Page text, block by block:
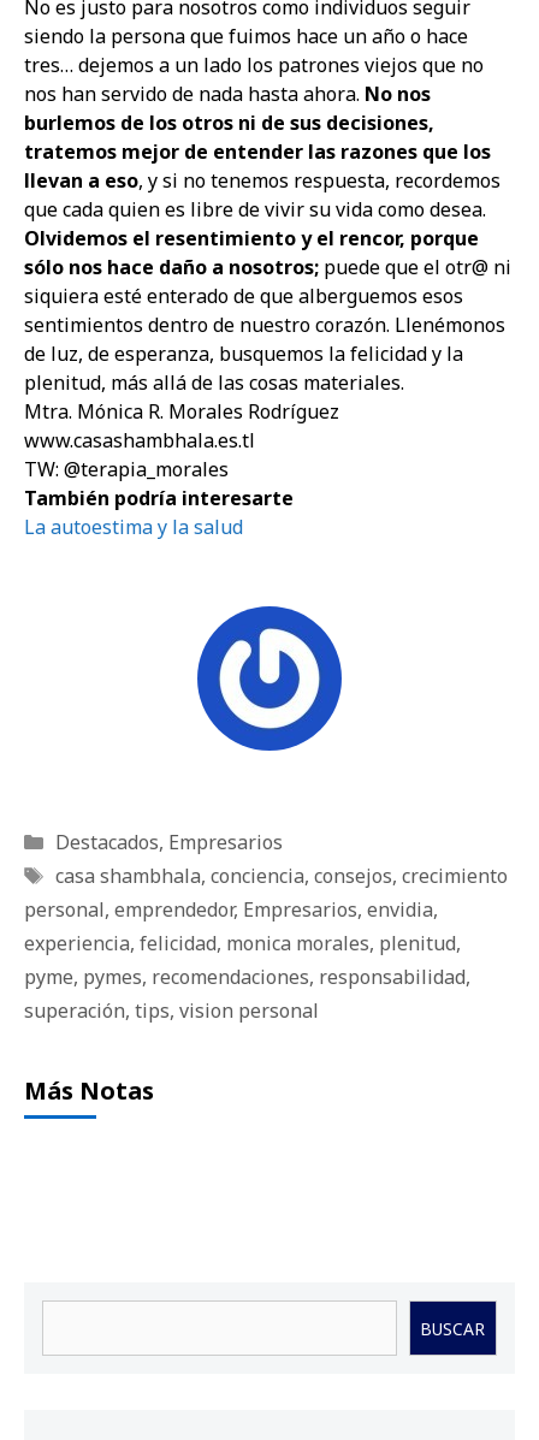
No es justo para nosotros como individuos seguir
siendo la persona que fuimos hace un año o hace
tres… dejemos a un lado los patrones viejos que no
nos han servido de nada hasta ahora. No nos
burlemos de los otros ni de sus decisiones,
tratemos mejor de entender las razones que los
llevan a eso, y si no tenemos respuesta, recordemos
que cada quien es libre de vivir su vida como desea.
Olvidemos el resentimiento y el rencor, porque
sólo nos hace daño a nosotros; puede que el otr@ ni
siquiera esté enterado de que alberguemos esos
sentimientos dentro de nuestro corazón. Llenémonos
de luz, de esperanza, busquemos la felicidad y la
plenitud, más allá de las cosas materiales.
Mtra. Mónica R. Morales Rodríguez
www.casashambhala.es.tl
TW: @terapia_morales
También podría interesarte
La autoestima y la salud
Categorías
Destacados, Empresarios
Etiquetas
casa shambhala, conciencia, consejos, crecimiento
personal, emprendedor, Empresarios, envidia,
experiencia, felicidad, monica morales, plenitud,
pyme, pymes, recomendaciones, responsabilidad,
superación, tips, vision personal
Más Notas
BUSCAR